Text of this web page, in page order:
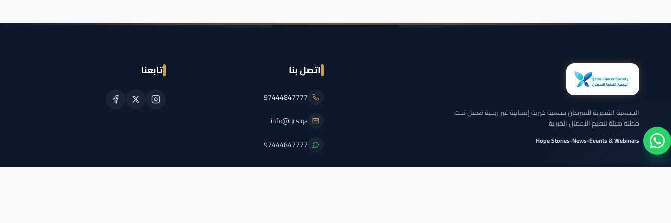
الجمعية القطرية للسرطان جمعية خيرية إنسانية غير ربحية تعمل تحت
مظلة هيئة تنظيم الأعمال الخيرية.
Events & Webinars
•
News
•
Hope Stories
اتصل بنا
97444847777
info@qcs.qa
97444847777
تابعنا